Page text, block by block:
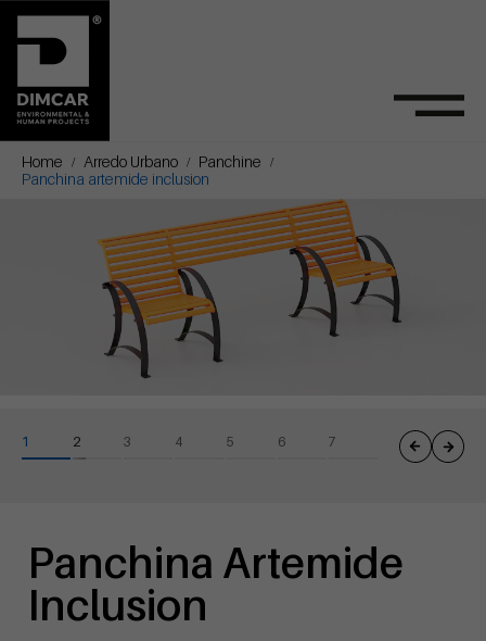
Home Arredo Urbano
Panchine
Panchina artemide inclusion
Panchina Artemide
Inclusion